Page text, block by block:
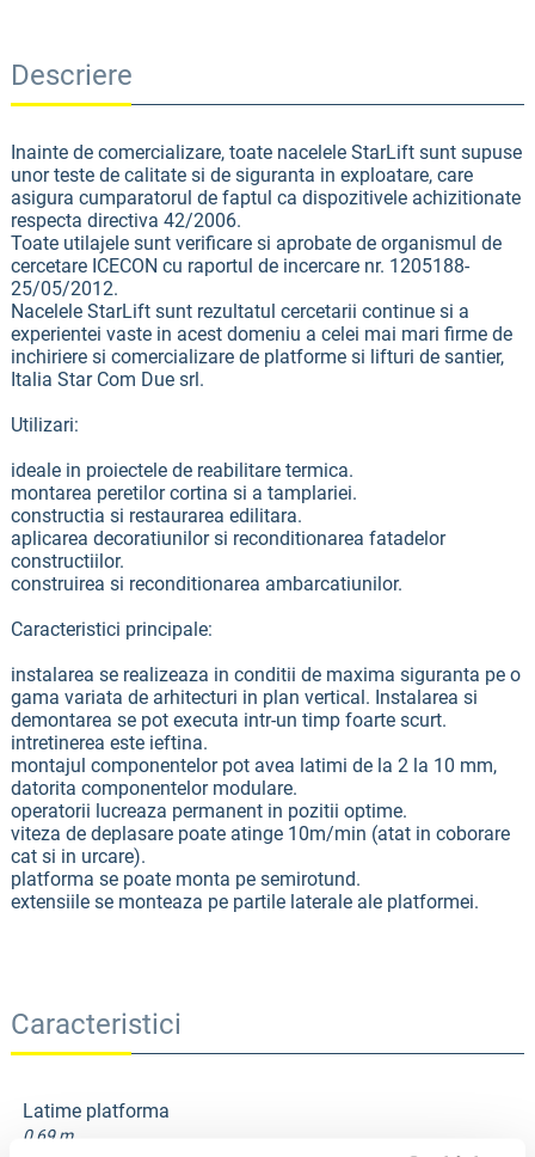
Descriere
Inainte de comercializare, toate nacelele StarLift sunt supuse
unor teste de calitate si de siguranta in exploatare, care
asigura cumparatorul de faptul ca dispozitivele achizitionate
respecta directiva 42/2006.
Toate utilajele sunt verificare si aprobate de organismul de
cercetare ICECON cu raportul de incercare nr. 1205188-
25/05/2012.
Nacelele StarLift sunt rezultatul cercetarii continue si a
experientei vaste in acest domeniu a celei mai mari firme de
inchiriere si comercializare de platforme si lifturi de santier,
Italia Star Com Due srl.
Utilizari:
ideale in proiectele de reabilitare termica.
montarea peretilor cortina si a tamplariei.
constructia si restaurarea edilitara.
aplicarea decoratiunilor si reconditionarea fatadelor
constructiilor.
construirea si reconditionarea ambarcatiunilor.
Caracteristici principale:
instalarea se realizeaza in conditii de maxima siguranta pe o
gama variata de arhitecturi in plan vertical. Instalarea si
demontarea se pot executa intr-un timp foarte scurt.
intretinerea este ieftina.
montajul componentelor pot avea latimi de la 2 la 10 mm,
datorita componentelor modulare.
operatorii lucreaza permanent in pozitii optime.
viteza de deplasare poate atinge 10m/min (atat in coborare
cat si in urcare).
platforma se poate monta pe semirotund.
extensiile se monteaza pe partile laterale ale platformei.
Caracteristici
Latime platforma
0,69 m